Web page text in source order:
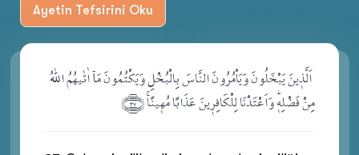
Ayetin Tefsirini Oku
.اَلَّذ۪ينَ يَبْخَلُونَ وَيَاْمُرُونَ النَّاسَ بِالْبُخْلِ وَيَكْتُمُونَ مَآ اٰتٰيهُمُ اللّٰهُ
مِنْ فَضْلِه۪ۜ وَاَعْتَدْنَا لِلْكَافِر۪ينَ عَذَابًا مُه۪ينًاۚ ﴿٣٧﴾